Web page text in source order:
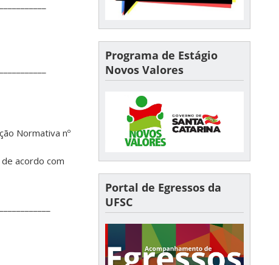
Normativa nº
acordo com
Programa de Estágio
Novos Valores
Portal de Egressos da
UFSC